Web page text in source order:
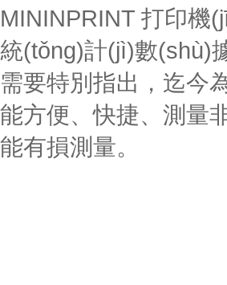
MININPRINT 打印機
統(tǒng)計(jì)數(shù)
需要特別指出，迄今
能方便、快捷、測
能有損測量。